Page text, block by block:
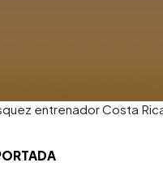
entrenador Costa